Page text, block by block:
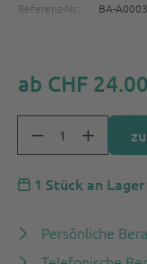
Referenz-Nr.:
BA-
ab CHF 24.00
1 Stück an Lager
Persönliche